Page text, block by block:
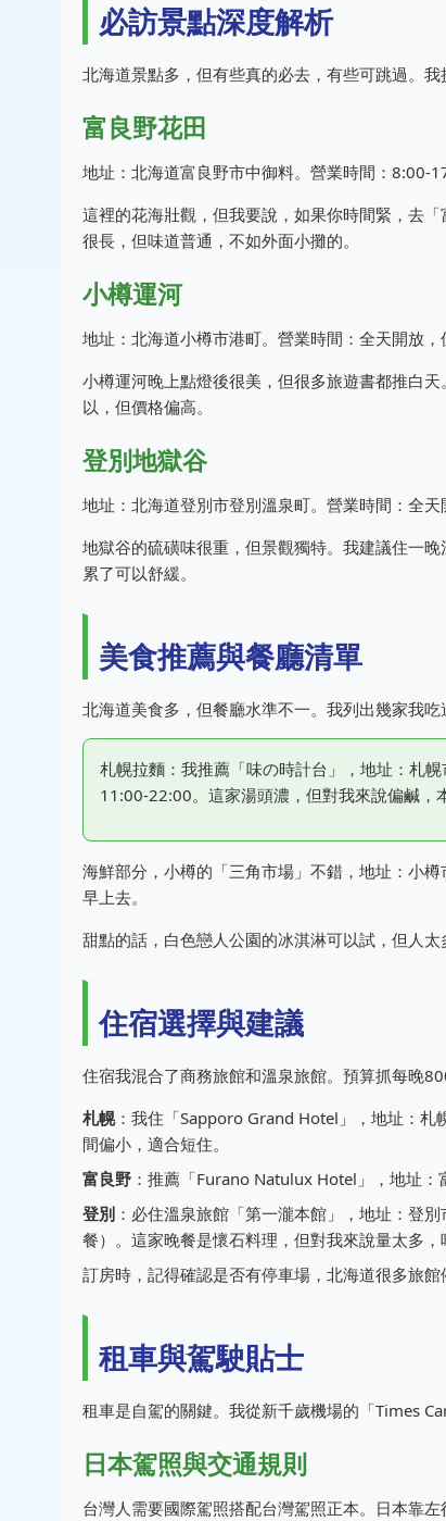
必訪景點深度解析
北海道景點多，但有些真的必去，有些可跳過。我
富良野花田
地址：北海道富良野市中御料。營業時間：8:00-
這裡的花海壯觀，但我要說，如果你時間緊，去
很長，但味道普通，不如外面小攤的。
小樽運河
地址：北海道小樽市港町。營業時間：全天開放，
小樽運河晚上點燈後很美，但很多旅遊書都推白
以，但價格偏高。
登別地獄谷
地址：北海道登別市登別溫泉町。營業時間：全天
地獄谷的硫磺味很重，但景觀獨特。我建議住一
累了可以舒緩。
美食推薦與餐廳清單
北海道美食多，但餐廳水準不一。我列出幾家我吃
札幌拉麵：我推薦「味の時計台」，地址：札
11:00-22:00。這家湯頭濃，但對我來說偏鹹，
海鮮部分，小樽的「三角市場」不錯，地址：小
早上去。
甜點的話，白色戀人公園的冰淇淋可以試，但人
住宿選擇與建議
住宿我混合了商務旅館和溫泉旅館。預算抓每晚
札幌：我住「Sapporo Grand Hotel」，地址：札
間偏小，適合短住。
富良野 ：推薦「Furano Natulux Hotel」，地址
登別 ：必住溫泉旅館「第一瀧本館」，地址：登
餐）。這家晚餐是懷石料理，但對我來說量太多，
訂房時，記得確認是否有停車場，北海道很多旅館
租車與駕駛貼士
租車是自駕的關鍵。我從新千歲機場的「Times
日本駕照與交通規則
台灣人需要國際駕照搭配台灣駕照正本。日本靠